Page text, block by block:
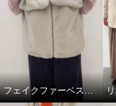
フェイクファーベスト&マフラー